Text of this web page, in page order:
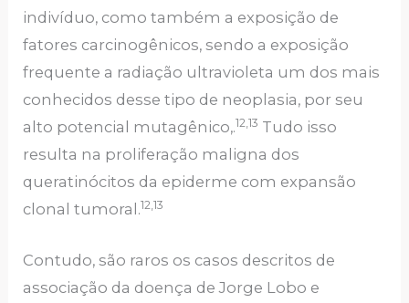
indivíduo, como também a exposição de
fatores carcinogênicos, sendo a exposição
frequente a radiação ultravioleta um dos mais
conhecidos desse tipo de neoplasia, por seu
alto potencial mutagênico,.12,13 Tudo isso
resulta na proliferação maligna dos
queratinócitos da epiderme com expansão
clonal tumoral.12,13
Contudo, são raros os casos descritos de
associação da doença de Jorge Lobo e